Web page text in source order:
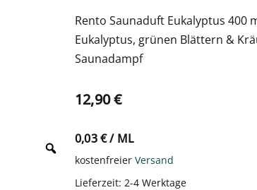
Rento Saunaduft Eukalyptus 400
Eukalyptus, grünen Blättern &
Saunadampf
12,90€
0,03€/ ML
kostenfreier Versand
Lieferzeit: 2-4 Werktage